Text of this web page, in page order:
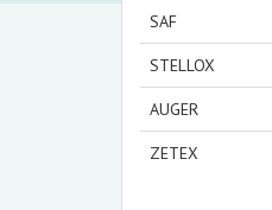
SAF
STELLOX
AUGER
ZETEX